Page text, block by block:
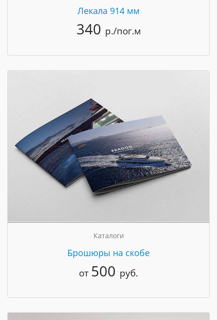
Лекала 914 мм
340 р./пог.м
Каталоги
Брошюры на скобе
от 500 руб.